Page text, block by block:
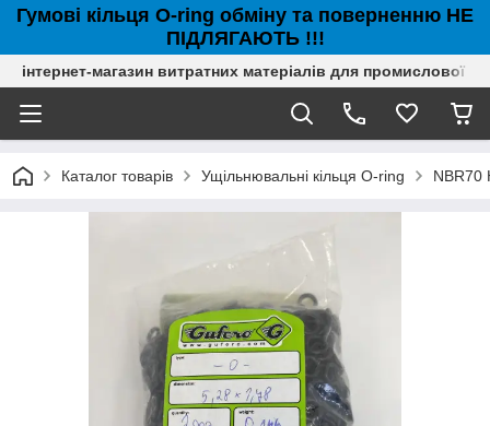
Гумові кільця O-ring обміну та поверненню НЕ
ПІДЛЯГАЮТЬ !!!
інтернет-магазин витратних матеріалів для промислової
Каталог товарів Ущільнювальні кільця O-ring NBR70